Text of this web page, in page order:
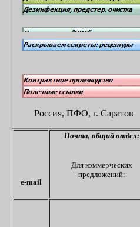
Россия, ПФО, г. Саратов
e-mail
Почта, общий отдел:
Для коммерческих
предложений: